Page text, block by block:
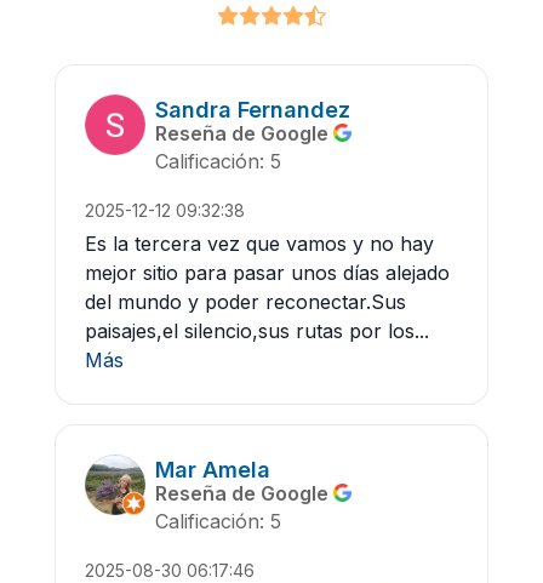
Sandra Fernandez
Reseña de Google
Calificación: 5
2025-12-12 09:32:38
Es la tercera vez que vamos y no hay
mejor sitio para pasar unos días alejado
del mundo y poder reconectar.Sus
paisajes,el silencio,sus rutas por los...
Más
Mar Amela
Reseña de Google
Calificación: 5
2025-08-30 06:17:46